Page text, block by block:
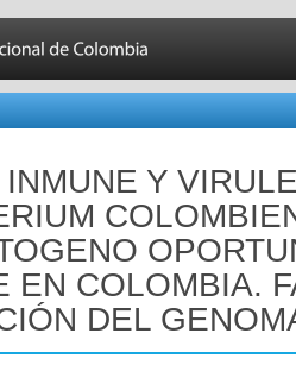
Y
EN COLOMBIA.
DEL